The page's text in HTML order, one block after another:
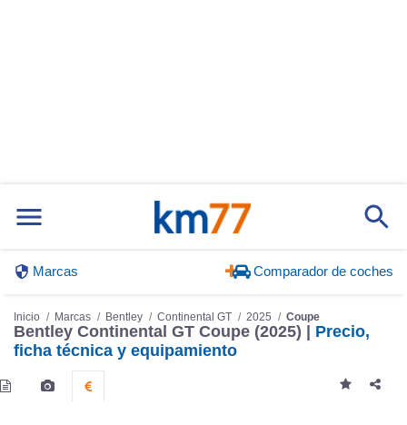
Marcas Comparador de coches
Inicio Marcas Bentley Continental GT 2025 Coupe
Bentley Continental GT Coupe (2025) | Precio,
ficha técnica y equipamiento